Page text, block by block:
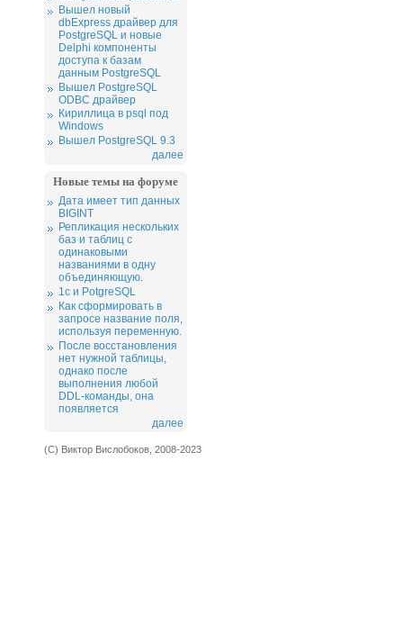
Вышел новый
dbExpress драйвер для
PostgreSQL и новые
Delphi компоненты
доступа к базам
данным PostgreSQL
Вышел PostgreSQL
ODBC драйвер
Кириллица в psql под
Windows
Вышел PostgreSQL 9.3
далее
Новые темы на форуме
Дата имеет тип данных
BIGINT
Репликация нескольких
баз и таблиц с
одинаковыми
названиями в одну
объединяющую.
1c и PotgreSQL
Как сформировать в
запросе название поля,
используя переменную.
После восстановления
нет нужной таблицы,
однако после
выполнения любой
DDL-команды, она
появляется
далее
(С) Виктор Вислобоков, 2008-2023